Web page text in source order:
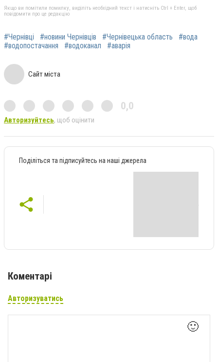
Якщо ви помітили помилку, виділіть необхідний текст і натисніть Ctrl + Enter, щоб
повідомити про це редакцію
#Чернівці #новини Чернівців #Чернівецька область
#вода
#водопостачання
#водоканал #аварія
Сайт міста
0,0
Авторизуйтесь, щоб оцінити
Поділіться та підписуйтесь на наші джерела
Коментарі
Авторизуватись
🙂